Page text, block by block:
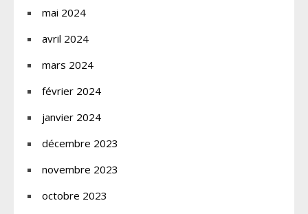
mai 2024
avril 2024
mars 2024
février 2024
janvier 2024
décembre 2023
novembre 2023
octobre 2023